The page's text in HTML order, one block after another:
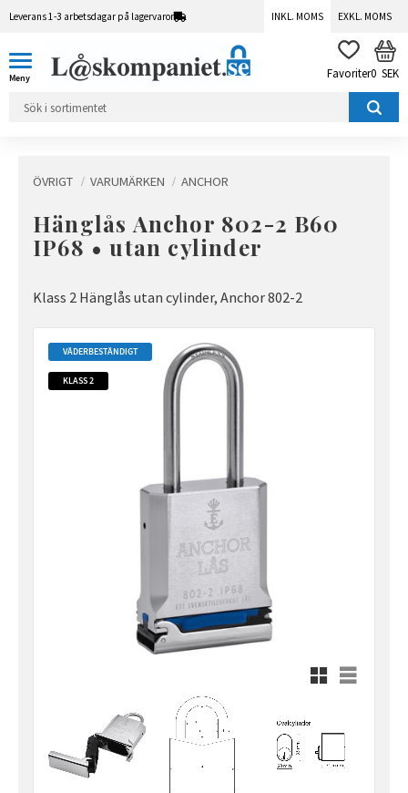
Leverans 1-3 arbetsdagar på lagervaror INKL. MOMS EXKL. MOMS
FAVORITER
0 SEK
ÖVRIGT VARUMÄRKEN ANCHOR
Hänglås Anchor 802-2 B60
IP68 • utan cylinder
Klass 2 Hänglås utan cylinder, Anchor 802-2
VÄDERBESTÄNDIGT
KLASS 2
Rutnätsvy
Listvy